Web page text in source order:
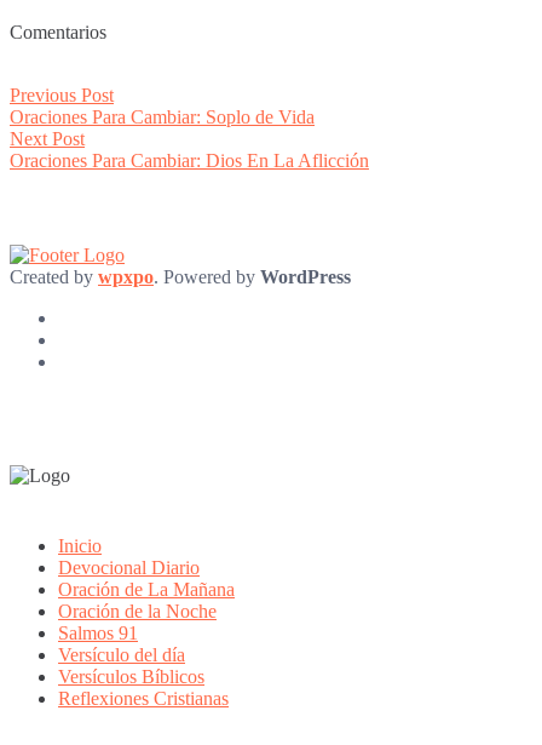
Comentarios
Post
navigation
Previous PostPrevious
post:
Oraciones Para Cambiar: Soplo de Vida
Next PostNext
post:
Oraciones Para Cambiar: Dios En La Aflicción
Created by wpxpo. Powered by WordPress
Inicio
Devocional Diario
Oración de La Mañana
Oración de la Noche
Salmos 91
Versículo del día
Versículos Bíblicos
Reflexiones Cristianas